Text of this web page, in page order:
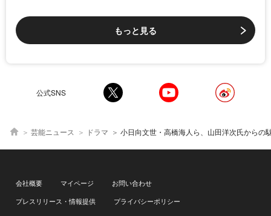
もっと見る
公式SNS
芸能ニュース ドラマ 小日向文世・高橋海人ら、山田洋次氏からの駄目出しに面食らうもめげずに真向かう「かなりショックを受けた(笑)」＜わが
会社概要 マイページ
お問い合わせ
プレスリリース・情報提供
プライバシーポリシー